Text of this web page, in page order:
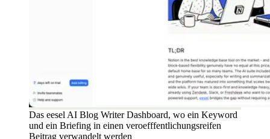
Das eesel AI Blog Writer Dashboard, wo ein Keyword
und ein Briefing in einen veroefffentlichungsreifen
Beitrag verwandelt werden